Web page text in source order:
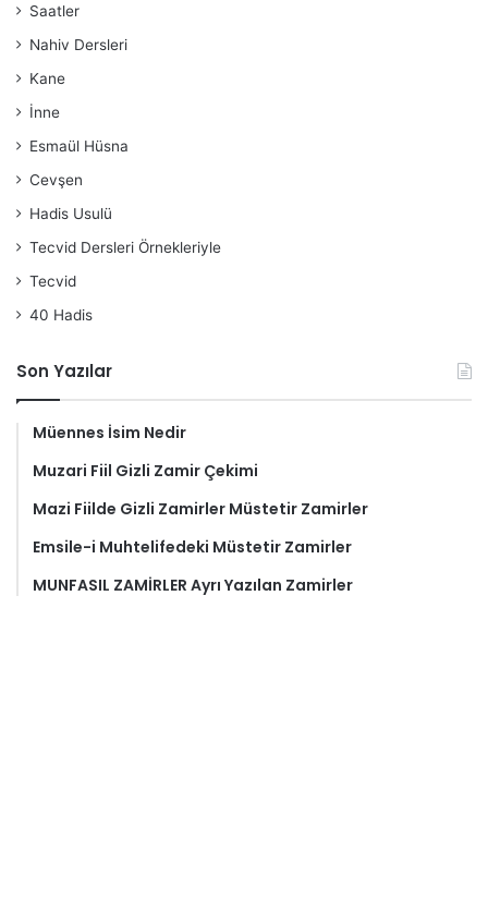
Saatler
Nahiv Dersleri
Kane
İnne
Esmaül Hüsna
Cevşen
Hadis Usulü
Tecvid Dersleri Örnekleriyle
Tecvid
40 Hadis
Son Yazılar
Müennes İsim Nedir
Muzari Fiil Gizli Zamir Çekimi
Mazi Fiilde Gizli Zamirler Müstetir Zamirler
Emsile-i Muhtelifedeki Müstetir Zamirler
MUNFASIL ZAMİRLER Ayrı Yazılan Zamirler